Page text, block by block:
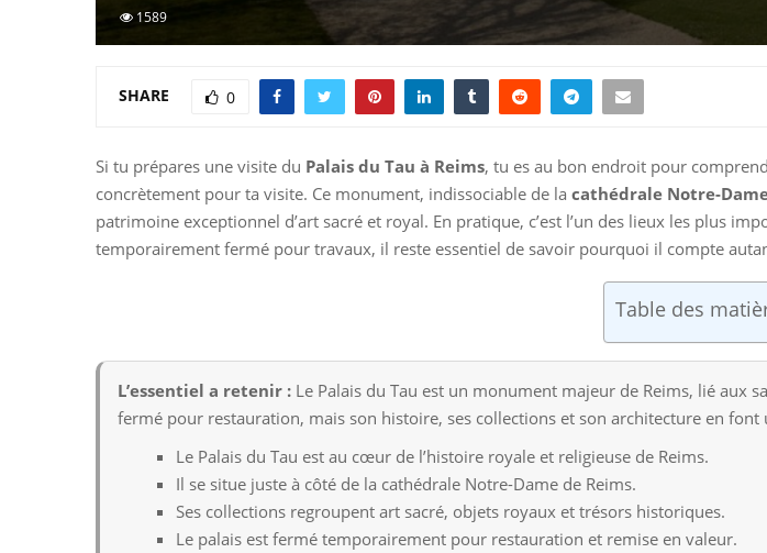
1589
SHARE 0
Si tu prépares une visite du Palais du Tau à Reims, tu es au bon endroit pour
concrètement pour ta visite. Ce monument, indissociable de la cathédrale Notre-
patrimoine exceptionnel d’art sacré et royal. En pratique, c’est l’un des lieux les plus
temporairement fermé pour travaux, il reste essentiel de savoir pourquoi il compte
Table des
L’essentiel a retenir : Le Palais du Tau est un monument majeur de Reims, lié aux
fermé pour restauration, mais son histoire, ses collections et son architecture en
Le Palais du Tau est au cœur de l’histoire royale et religieuse de Reims.
Il se situe juste à côté de la cathédrale Notre-Dame de Reims.
Ses collections regroupent art sacré, objets royaux et trésors historiques.
Le palais est fermé temporairement pour restauration et remise en valeur.